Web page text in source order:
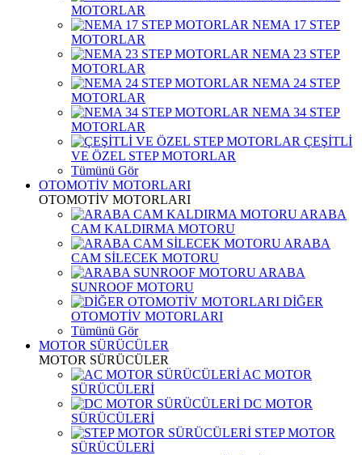
MOTORLAR
NEMA 17 STEP
MOTORLAR
NEMA 23 STEP
MOTORLAR
NEMA 24 STEP
MOTORLAR
NEMA 34 STEP
MOTORLAR
ÇEŞİTLİ
VE ÖZEL STEP MOTORLAR
Tümünü Gör
OTOMOTİV MOTORLARI
OTOMOTİV MOTORLARI
ARABA
CAM KALDIRMA MOTORU
ARABA
CAM SİLECEK MOTORU
ARABA
SUNROOF MOTORU
DİĞER
OTOMOTİV MOTORLARI
Tümünü Gör
MOTOR SÜRÜCÜLER
MOTOR SÜRÜCÜLER
AC MOTOR
SÜRÜCÜLERİ
DC MOTOR
SÜRÜCÜLERİ
STEP MOTOR
SÜRÜCÜLERİ